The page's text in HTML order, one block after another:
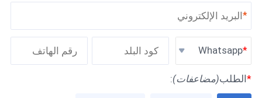
*
Whatsapp
*الطلب(مضاعفات):